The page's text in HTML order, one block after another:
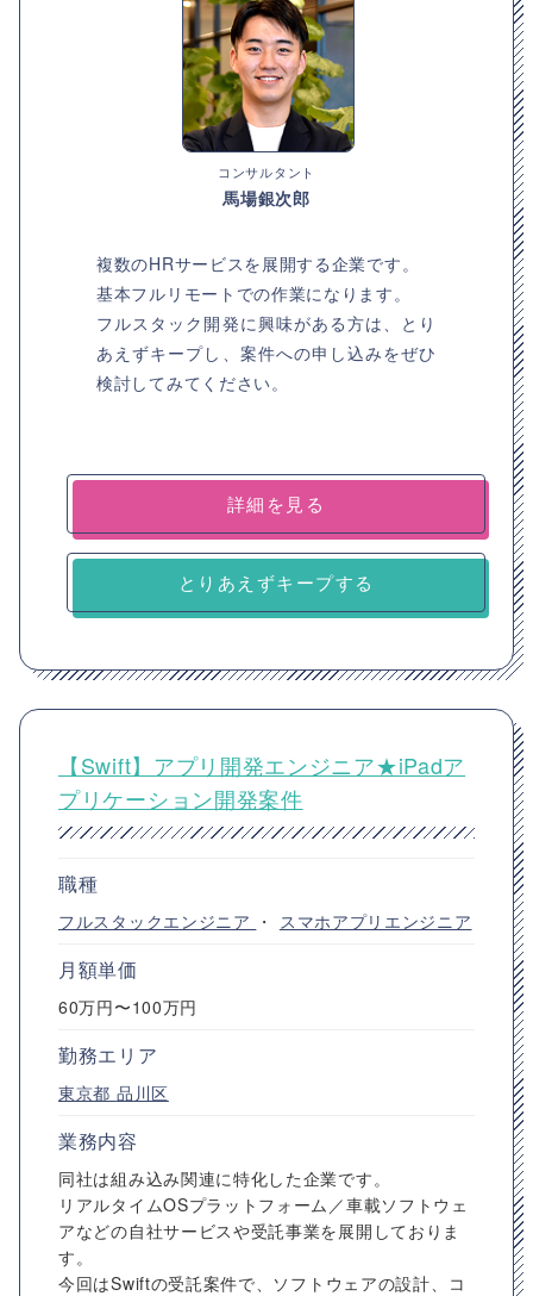
コンサルタント
馬場銀次郎
複数のHRサービスを展開する企業です。
基本フルリモートでの作業になります。
フルスタック開発に興味がある方は、とり
あえずキープし、案件への申し込みをぜひ
検討してみてください。
詳細を見る
とりあえずキープする
【Swift】アプリ開発エンジニア★iPadア
プリケーション開発案件
職種
フルスタックエンジニア ・ スマホアプリエンジニア
月額単価
60万円〜100万円
勤務エリア
東京都 品川区
業務内容
同社は組み込み関連に特化した企業です。
リアルタイムOSプラットフォーム／車載ソフトウェ
アなどの自社サービスや受託事業を展開しておりま
す。
今回はSwiftの受託案件で、ソフトウェアの設計、コ